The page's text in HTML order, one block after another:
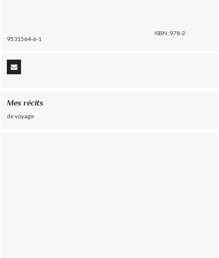
ISBN :978-2-
9531564-6-1
Mes récits
de voyage